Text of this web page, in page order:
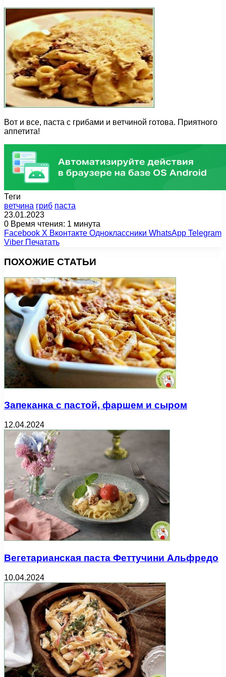
Вот и все, паста с грибами и ветчиной готова. Приятного
аппетита!
Теги
ветчина гриб паста
23.01.2023
0 Время чтения: 1 минута
Facebook X Вконтакте Одноклассники WhatsApp Telegram
Viber Печатать
ПОХОЖИЕ СТАТЬИ
Запеканка с пастой, фаршем и сыром
12.04.2024
Вегетарианская паста Феттучини Альфредо
10.04.2024